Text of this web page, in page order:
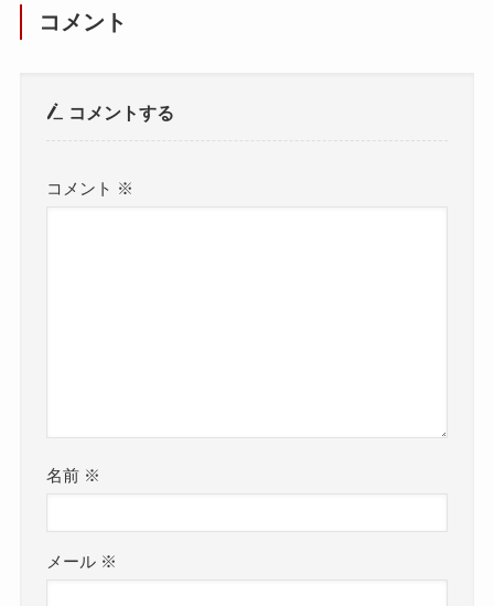
コメント
コメントする
コメント ※
名前 ※
メール ※